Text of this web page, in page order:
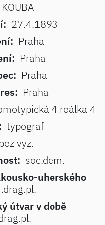
KOUBA
27.4.1893
Praha
Praha
Praha
Praha
4 reálka 4
typograf
bez vyz.
soc.dem.
uherského
útvar v době